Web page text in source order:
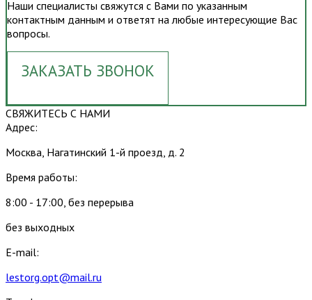
Наши специалисты свяжутся с Вами по указанным
контактным данным и ответят на любые интересующие Вас
вопросы.
ЗАКАЗАТЬ ЗВОНОК
СВЯЖИТЕСЬ С НАМИ
Адрес:
Москва, Нагатинский 1-й проезд, д. 2
Время работы:
8:00 - 17:00, без перерыва
без выходных
E-mail:
lestorg.opt@mail.ru